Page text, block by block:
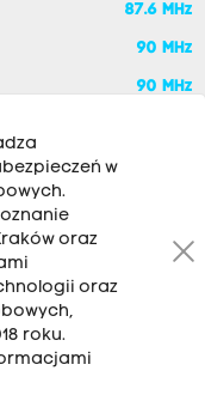
87.6 MHz
90 MHz
90 MHz
22, 30-007
Antena: 12 200 33 33
w
oraz
oraz
roku.